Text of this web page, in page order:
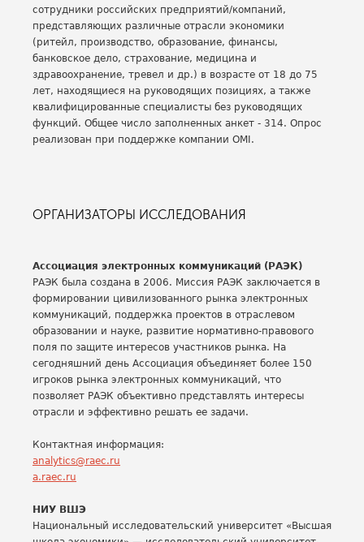
сотрудники российских предприятий/компаний,
представляющих различные отрасли экономики
(ритейл, производство, образование, финансы,
банковское дело, страхование, медицина и
здравоохранение, тревел и др.) в возрасте от 18 до 75
лет, находящиеся на руководящих позициях, а также
квалифицированные специалисты без руководящих
функций. Общее число заполненных анкет - 314. Опрос
реализован при поддержке компании OMI.
ОРГАНИЗАТОРЫ ИССЛЕДОВАНИЯ
Ассоциация электронных коммуникаций (РАЭК)
РАЭК была создана в 2006. Миссия РАЭК заключается в
формировании цивилизованного рынка электронных
коммуникаций, поддержка проектов в отраслевом
образовании и науке, развитие нормативно-правового
поля по защите интересов участников рынка. На
сегодняшний день Ассоциация объединяет более 150
игроков рынка электронных коммуникаций, что
позволяет РАЭК объективно представлять интересы
отрасли и эффективно решать ее задачи.
Контактная информация:
analytics@raec.ru
a.raec.ru
НИУ ВШЭ
Национальный исследовательский университет «Высшая